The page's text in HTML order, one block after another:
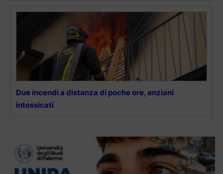
Due incendi a distanza di poche ore, anziani
intossicati